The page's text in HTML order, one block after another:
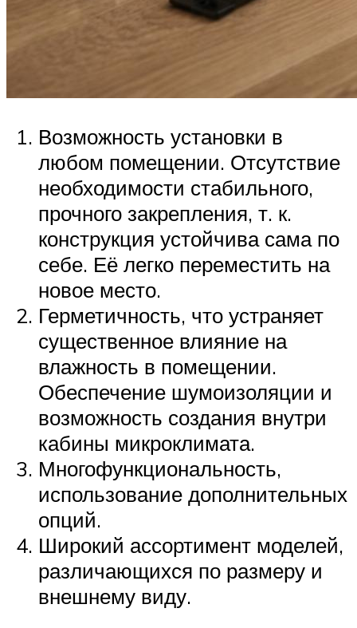
Возможность установки в
любом помещении. Отсутствие
необходимости стабильного,
прочного закрепления, т. к.
конструкция устойчива сама по
себе. Её легко переместить на
новое место.
Герметичность, что устраняет
существенное влияние на
влажность в помещении.
Обеспечение шумоизоляции и
возможность создания внутри
кабины микроклимата.
Многофункциональность,
использование дополнительных
опций.
Широкий ассортимент моделей,
различающихся по размеру и
внешнему виду.